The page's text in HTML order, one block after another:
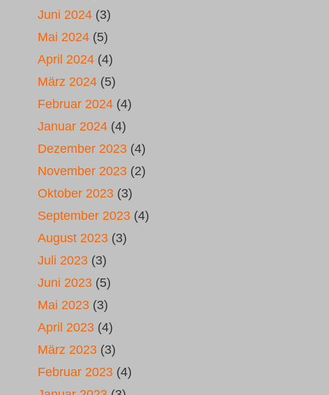
Juni 2024 (3)
Mai 2024 (5)
April 2024 (4)
März 2024 (5)
Februar 2024 (4)
Januar 2024 (4)
Dezember 2023 (4)
November 2023 (2)
Oktober 2023 (3)
September 2023 (4)
August 2023 (3)
Juli 2023 (3)
Juni 2023 (5)
Mai 2023 (3)
April 2023 (4)
März 2023 (3)
Februar 2023 (4)